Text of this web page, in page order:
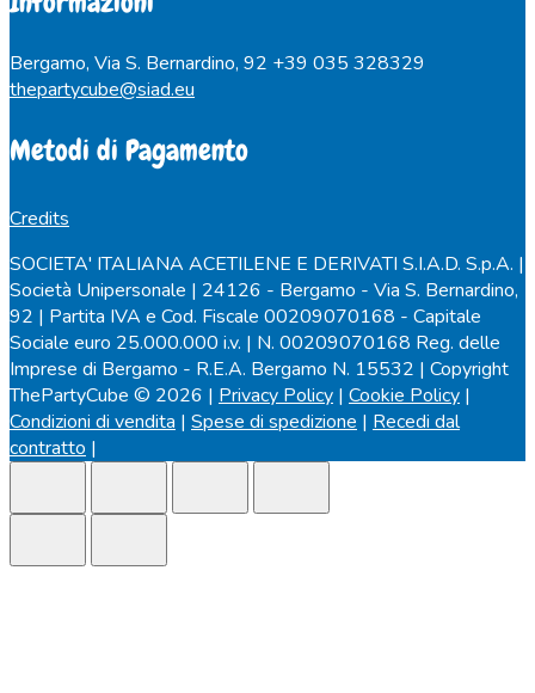
Bergamo, Via S. Bernardino, 92 +39 035 328329
thepartycube@siad.eu
Metodi di Pagamento
Credits
SOCIETA' ITALIANA ACETILENE E DERIVATI S.I.A.D. S.p.A. |
Società Unipersonale | 24126 - Bergamo - Via S. Bernardino,
92 | Partita IVA e Cod. Fiscale 00209070168 - Capitale
Sociale euro 25.000.000 i.v. | N. 00209070168 Reg. delle
Imprese di Bergamo - R.E.A. Bergamo N. 15532 | Copyright
ThePartyCube © 2026 | Privacy Policy | Cookie Policy |
Condizioni di vendita | Spese di spedizione | Recedi dal
contratto |